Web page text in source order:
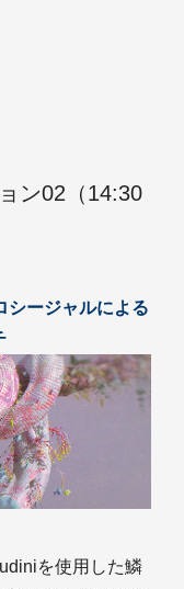
ン02（14:30
ージャルによる
を使用した鱗